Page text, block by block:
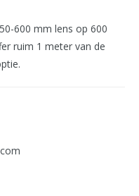
600 mm lens op 600
ruim 1 meter van de